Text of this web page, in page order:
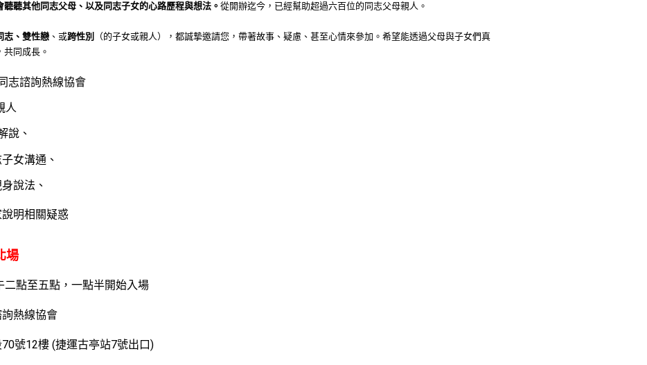
聽其他同志父母、以及同志子女的心路歷程與想法。 從開辦迄今，已經幫助超過六百位的同志父母親人。
志、雙性戀、或跨性別
（的子女或親人），都誠摯邀請您，帶著故事、疑慮、甚至心情來參加。希望能透過父母與子女們真
同成長。
志諮詢熱線協會
人
說、
通、
法、
關疑惑
場
二點至五點，一點半開始入場
熱線協會
號12樓 (捷運古亭站7號出口)